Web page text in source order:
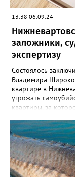
13:38 06.09.24
заложники,
экспертизу
Состоялось
Владимира
квартире в
угрожать
квартиры, за
квартиры и
силовики
сдался сам. Как
ситуацией, на
провести
психолого-